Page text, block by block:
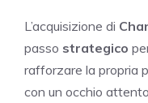
L’acquisizione di
passo strategico
rafforzare la propria
con un occhio attento